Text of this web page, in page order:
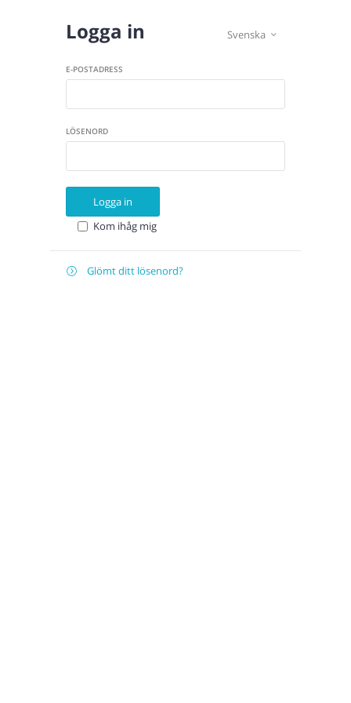
Svenska 
Logga in
E-POSTADRESS
LÖSENORD
Logga in
Kom ihåg mig
 Glömt ditt lösenord?